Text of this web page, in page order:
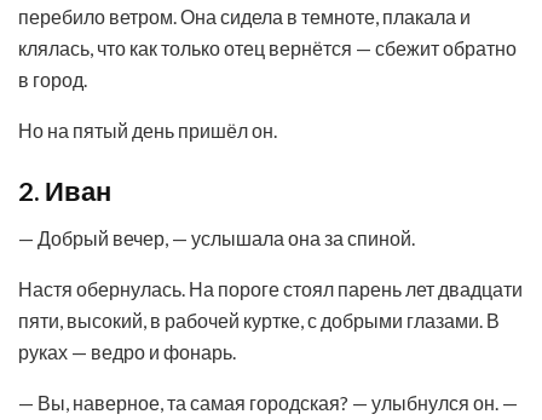
перебило ветром. Она сидела в темноте, плакала и
клялась, что как только отец вернётся — сбежит обратно
в город.
Но на пятый день пришёл он.
2. Иван
— Добрый вечер, — услышала она за спиной.
Настя обернулась. На пороге стоял парень лет двадцати
пяти, высокий, в рабочей куртке, с добрыми глазами. В
руках — ведро и фонарь.
— Вы, наверное, та самая городская? — улыбнулся он. —